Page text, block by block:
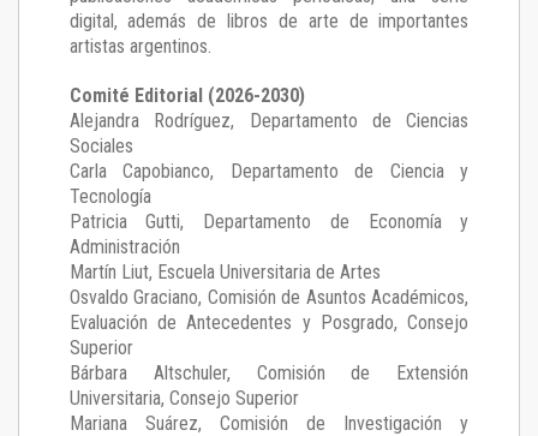
digital, además de libros de arte de importantes
artistas argentinos.
Comité Editorial (2026-2030)
Alejandra Rodríguez, Departamento de Ciencias
Sociales
Carla Capobianco, Departamento de Ciencia y
Tecnología
Patricia Gutti, Departamento de Economía y
Administración
Martín Liut, Escuela Universitaria de Artes
Osvaldo Graciano, Comisión de Asuntos Académicos,
Evaluación de Antecedentes y Posgrado, Consejo
Superior
Bárbara Altschuler, Comisión de Extensión
Universitaria, Consejo Superior
Mariana Suárez, Comisión de Investigación y